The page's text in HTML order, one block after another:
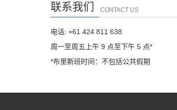
联系我们 CONTACT US
电话: +61 424 811 638
周一至周五上午 9 点至下午 5 点*
*布里斯班时间：不包括公共假期